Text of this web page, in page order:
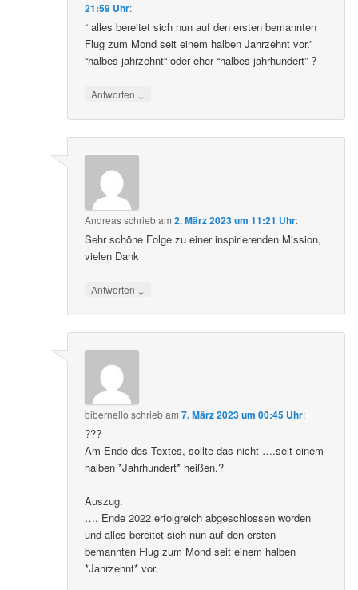
21:59 Uhr:
“ alles bereitet sich nun auf den ersten bemannten
Flug zum Mond seit einem halben Jahrzehnt vor.”
“halbes jahrzehnt“ oder eher “halbes jahrhundert” ?
Antworten ↓
Andreasschriebam2. März 2023 um 11:21 Uhr:
Sehr schöne Folge zu einer inspirierenden Mission,
vielen Dank
Antworten ↓
bibernello schriebam7. März 2023 um 00:45 Uhr:
???
Am Ende des Textes, sollte das nicht ….seit einem
halben *Jahrhundert* heißen.?
Auszug:
…. Ende 2022 erfolgreich abgeschlossen worden
und alles bereitet sich nun auf den ersten
bemannten Flug zum Mond seit einem halben
*Jahrzehnt* vor.